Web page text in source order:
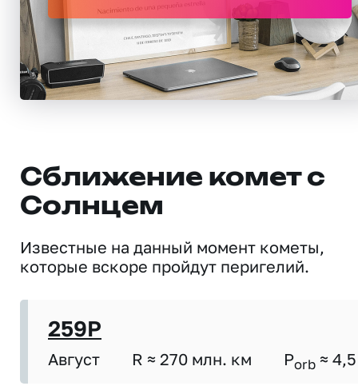
Сближение комет с
Солнцем
Известные на данный момент кометы,
которые вскоре пройдут перигелий.
259P
Август R ≈ 270 млн. км Porb ≈ 4,5